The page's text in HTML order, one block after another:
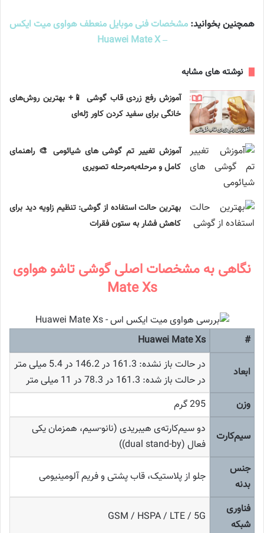
همچنین بخوانید: مشخصات فنی موبایل منعطف هواوی میت ایکس
– Huawei Mate X
نوشته های مشابه
آموزش رفع زردی قاب گوشی 📱+ بهترین روش‌های
خانگی برای سفید کردن کاور ژله‌ای
آموزش تغییر تم گوشی های شیائومی 🎨 راهنمای
کامل و مرحله‌به‌مرحله تصویری
بهترین حالت استفاده از گوشی: تنظیم زاویه دید برای
کاهش فشار به ستون فقرات
نگاهی به مشخصات اصلی گوشی تاشو هواوی
Mate Xs
#
Huawei Mate Xs
ابعاد
در حالت باز نشده: 161.3 در 146.2 در 5.4 میلی متر
در حالت باز شده: 161.3 در 78.3 در 11 میلی متر
وزن
295 گرم
سیم‌کارت
دو سیم‌کارته‌ی هیبریدی (نانو-سیم، همزمان یکی
فعال (dual stand-by))
جنس
بدنه
جلو از پلاستیک، قاب پشتی و فریم آلومینیومی
فناوری
شبکه
GSM / HSPA / LTE / 5G